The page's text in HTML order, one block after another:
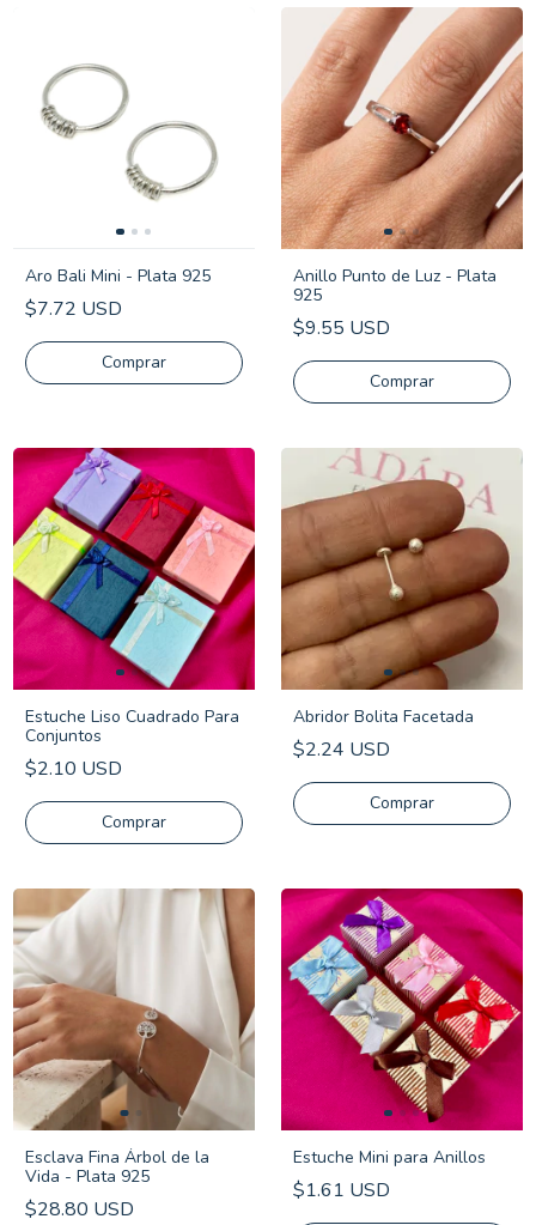
Aro Bali Mini - Plata 925
$7.72 USD
Anillo Punto de Luz - Plata
925
$9.55 USD
Comprar
Estuche Liso Cuadrado Para
Conjuntos
$2.10 USD
Comprar
Abridor Bolita Facetada
$2.24 USD
Comprar
Esclava Fina Árbol de la
Vida - Plata 925
$28.80 USD
Estuche Mini para Anillos
$1.61 USD